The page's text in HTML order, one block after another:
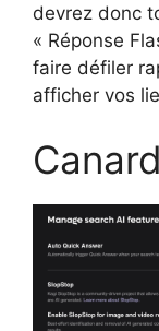
devrez donc
« Réponse
faire défiler
afficher vos